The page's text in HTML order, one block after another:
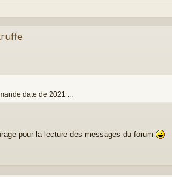
date de 2021 ...
pour la lecture des messages du forum